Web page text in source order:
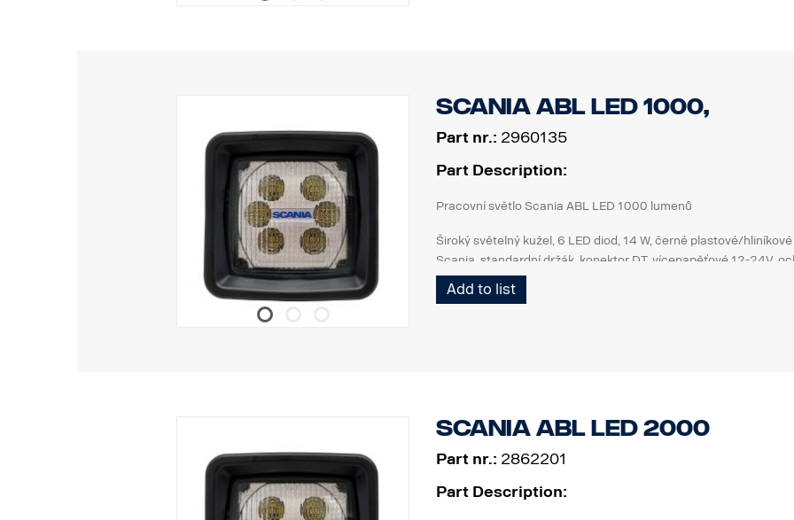
Scania ABL LED 1000,
Part nr.: 2960135
Part Description:
Pracovní světlo Scania ABL LED 1000 lumenů
Široký světelný kužel, 6 LED diod, 14 W, černé plastové/
Scania, standardní držák, konektor DT, vícenapěťové 12-24V,
IP69K. ECE R10, ECE R23 (zpátečka), schváleno pro ADR.
Add to list
Scania ABL LED 2000
Part nr.: 2862201
Part Description: